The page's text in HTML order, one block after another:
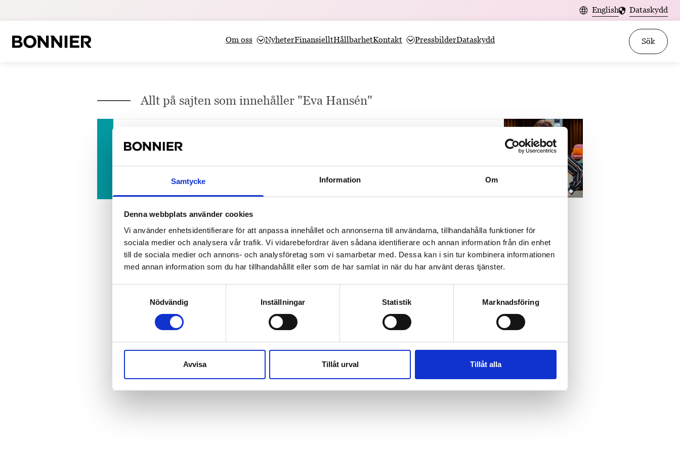
Samtycke Information Om
Denna webbplats använder cookies
Vi använder enhetsidentifierare för att anpassa innehållet och annonserna till användarna, tillhandahålla funktioner för
sociala medier och analysera vår trafik. Vi vidarebefordrar även sådana identifierare och annan information från din enhet
till de sociala medier och annons- och analysföretag som vi samarbetar med. Dessa kan i sin tur kombinera informationen
med annan information som du har tillhandahållit eller som de har samlat in när du har använt deras tjänster.
Nödvändig
Inställningar Statistik Marknadsföring
Avvisa Tillåt urval Tillåt alla
English Dataskydd
Om oss NyheterFinansielltHållbarhetKontakt PressbilderDataskydd Sök
Allt på sajten som innehåller "Eva Hansén"
Bonnierförlagen gör medvetet pappersval för miljön
Bonnierförlagen har tagit ett stort steg mot att minska utsläppen genom att endast välja papper från Lessebo
Paper för sina bilderböcker...